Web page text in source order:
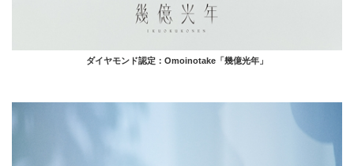
ダイヤモンド認定：Omoinotake「幾億光年」